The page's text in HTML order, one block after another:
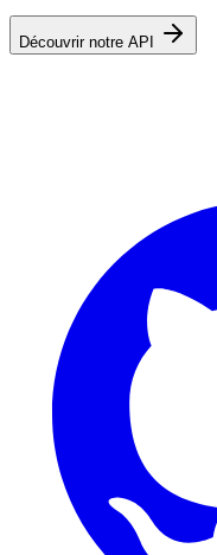
Découvrir notre API